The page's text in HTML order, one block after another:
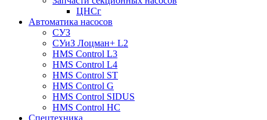
ЦНСг
Автоматика насосов
СУЗ
СУиЗ Лоцман+ L2
HMS Control L3
HMS Control L4
HMS Control ST
HMS Control G
HMS Control SIDUS
HMS Control HC
Спецтехника